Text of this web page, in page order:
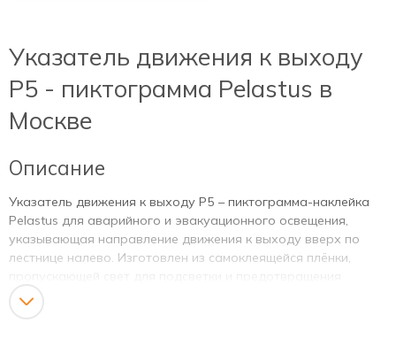
Указатель движения к выходу
Р5 - пиктограмма Pelastus в
Москве
Описание
Указатель движения к выходу Р5 – пиктограмма-наклейка
Pelastus для аварийного и эвакуационного освещения,
указывающая направление движения к выходу вверх по
лестнице налево. Изготовлен из самоклеящейся плёнки,
засветки. Размер пиктограммы соответствует размеру